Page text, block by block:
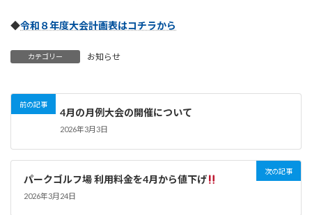
◆令和８年度大会計画表はコチラから
カテゴリー お知らせ
前の記事
4月の月例大会の開催について
2026年3月3日
次の記事
パークゴルフ場 利用料金を4月から値下げ
2026年3月24日